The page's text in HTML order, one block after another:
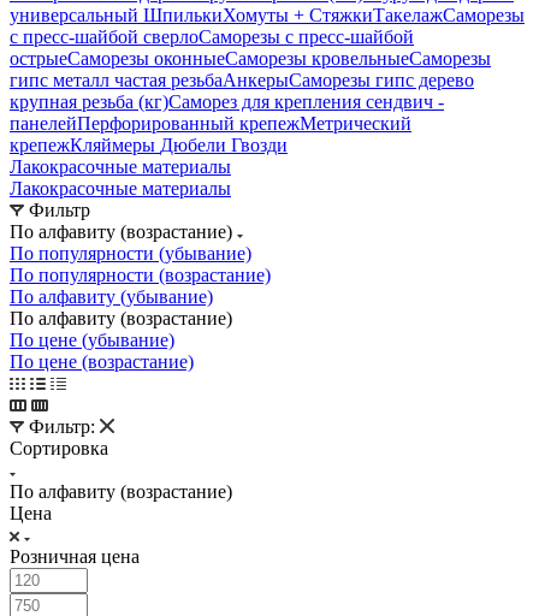
универсальный ШпилькиХомуты + СтяжкиТакелажСаморезы
с пресс-шайбой сверлоСаморезы с пресс-шайбой
острыеСаморезы оконныеСаморезы кровельныеСаморезы
гипс металл частая резьбаАнкерыСаморезы гипс дерево
крупная резьба (кг)Саморез для крепления сендвич -
панелейПерфорированный крепежМетрический
крепежКляймеры Дюбели Гвозди
Лакокрасочные материалы
Лакокрасочные материалы
Фильтр
По алфавиту (возрастание)
По популярности (убывание)
По популярности (возрастание)
По алфавиту (убывание)
По алфавиту (возрастание)
По цене (убывание)
По цене (возрастание)
Фильтр:
Сортировка
По алфавиту (возрастание)
Цена
Розничная цена